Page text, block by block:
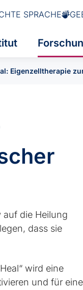
SPRACHE
Eigenzelltherapie
auf die Heilung
dass sie
wird eine
und für eine